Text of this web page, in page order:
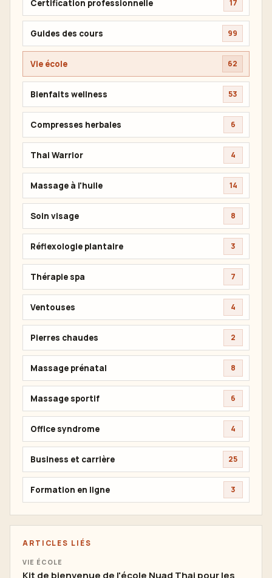
Certification professionnelle 17
Guides des cours 99
Vie école 62
Bienfaits wellness 53
Compresses herbales 6
Thai Warrior 4
Massage à l'huile 14
Soin visage 8
Réflexologie plantaire 3
Thérapie spa 7
Ventouses 4
Pierres chaudes 2
Massage prénatal 8
Massage sportif 6
Office syndrome 4
Business et carrière 25
Formation en ligne 3
ARTICLES LIÉS
VIE ÉCOLE